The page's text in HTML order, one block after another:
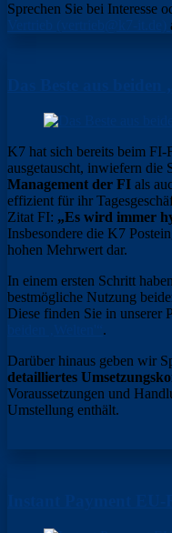
Sprechen Sie bei Interesse
K7 hat sich bereits beim
ausgetauscht, inwiefern die
Management der FI als
effizient für ihr
Zitat FI: „Es wird immer
Insbesondere die K7
hohen Mehrwert dar.
In einem ersten Schritt
bestmögliche Nutzung
Diese finden Sie in unserer
.
Darüber hinaus geben wir
detailliertes
Voraussetzungen und
Umstellung enthält.